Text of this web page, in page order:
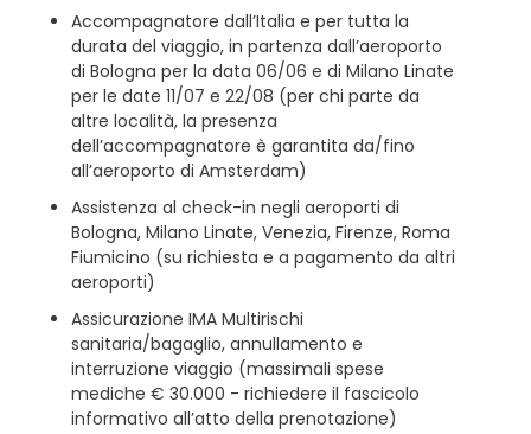
Accompagnatore dall’Italia e per tutta la
durata del viaggio, in partenza dall’aeroporto
di Bologna per la data 06/06 e di Milano Linate
per le date 11/07 e 22/08 (per chi parte da
altre località, la presenza
dell’accompagnatore è garantita da/fino
all’aeroporto di Amsterdam)
Assistenza al check-in negli aeroporti di
Bologna, Milano Linate, Venezia, Firenze, Roma
Fiumicino (su richiesta e a pagamento da altri
aeroporti)
Assicurazione IMA Multirischi
sanitaria/bagaglio, annullamento e
interruzione viaggio (massimali spese
mediche € 30.000 - richiedere il fascicolo
informativo all’atto della prenotazione)